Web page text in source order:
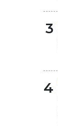
3
4